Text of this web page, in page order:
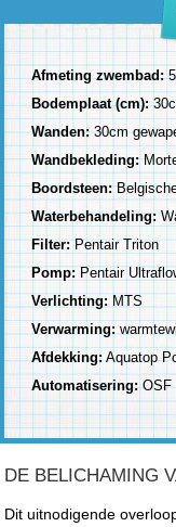
Afmeting zwembad:
Bodemplaat (cm):
Wanden:30cm
Wandbekleding:
Boordsteen:
Waterbehandeling:
Filter: Pentair Triton
Pomp: Pentair
Verlichting: MTS
Verwarming:
Afdekking:Aquatop
Automatisering:OSF
DE BELICHAMING
Dit uitnodigende